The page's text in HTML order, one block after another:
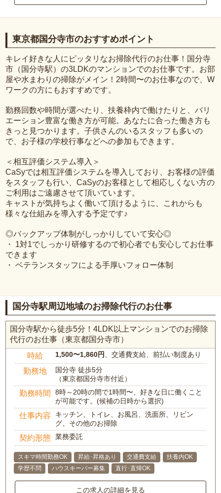
東京都国分寺市のおすすめポイント
キレイ好きな人にピッタリなお掃除代行のお仕事！国分寺
市（国分寺駅）の3LDKのマンションでのお仕事です。お部
屋や水まわりの掃除がメイン！2時間〜のお仕事なので、W
ワークの方にもおすすめです。
勤務回数や時間が選べたり、扶養枠内で働けたりと、バリ
エーション豊富な働き方が可能。あなたに合った働き方も
きっと見つかります。子供さんのいるスタッフも多いの
で、お子様の学校行事などへの参加もできます。
＜相互評価システム導入＞
CaSyでは相互評価システムを導入しており、お客様の評価
をスタッフも行い、CaSyのお客様として相応しくない方の
ご利用はご遠慮させて頂いています。
キャストが気持ちよく働いて頂けるように、これからも
様々な仕組みを導入する予定です♪
◎バックアップ体制がしっかりしていて安心◎
・ 1対1でしっかり研修するので初心者でも安心してお仕事
できます
・ ベテランスタッフによる手厚いフォロー体制
国分寺駅周辺地域のお掃除代行のお仕事
国分寺駅から徒歩5分！4LDK以上マンションでのお掃除
代行のお仕事（東京都国分寺市）
時給 1,500〜1,860円、交通費支給、前払い制度あり
勤務地
国分寺 徒歩5分
（東京都国分寺市付近）
勤務時間
8時～20時の間で1時間〜、好きな日に働くこと
が可能です。(候補の日時から選択)
仕事内容
キッチン、トイレ、お風呂、洗面所、リビン
グ、その他のお掃除
契約形態 業務委託
スキマ時間勤務OK 昇給･昇格あり 交通費支給
扶養内OK
学歴不問
ハウスキーパー募集 直行･直帰OK
この求人の詳細を見る